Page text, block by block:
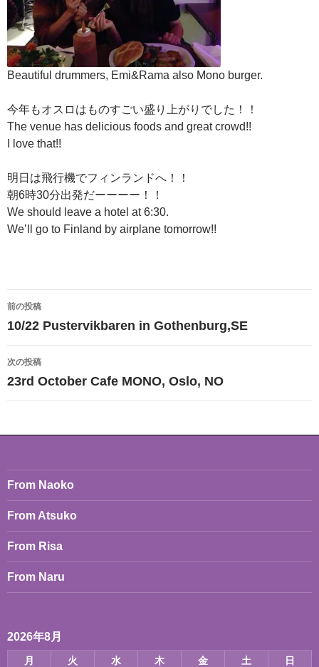
Beautiful drummers, Emi&Rama also Mono burger.
今年もオスロはものすごい盛り上がりでした！！
The venue has delicious foods and great crowd!!
I love that!!
明日は飛行機でフィンランドへ！！
朝6時30分出発だーーーー！！
We should leave a hotel at 6:30.
We’ll go to Finland by airplane tomorrow!!
投
稿
ナ
ビ
ゲ
ョ
ン
前の投稿
10/22 Pustervikbaren in Gothenburg,SE
次の投稿
23rd October Cafe MONO, Oslo, NO
From Naoko
From Atsuko
From Risa
From Naru
2026年8月
月 火 水 木 金 土
日